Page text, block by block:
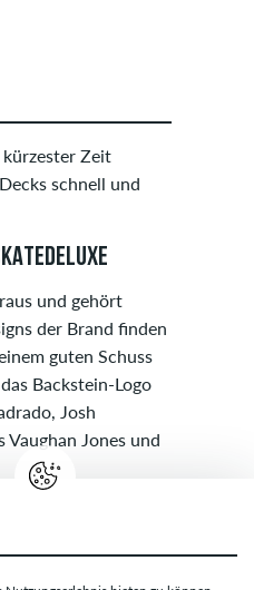
Zeit
schnell und
und gehört
der Brand finden
guten Schuss
Backstein-Logo
Josh
Vaughan Jones und